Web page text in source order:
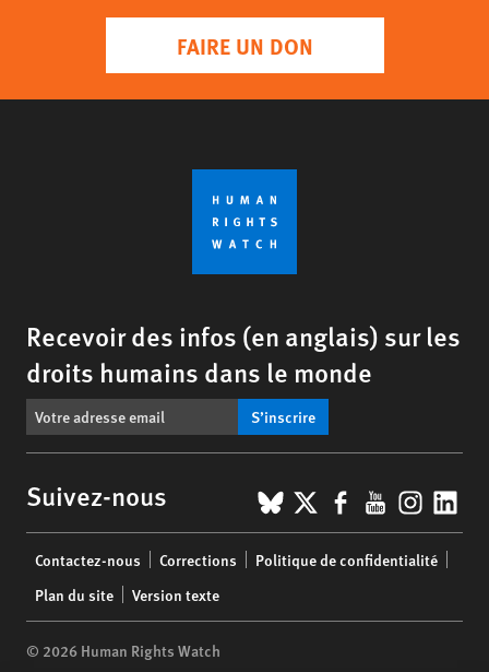
FAIRE UN DON
Recevoir des infos (en anglais) sur les
droits humains dans le monde
S’inscrire
Suivez-nous BlueSky
X Facebook
YouTube
menu
Contactez-nous Corrections
Politique de confidentialité
Plan du site
Version texte
© 2026 Human Rights Watch